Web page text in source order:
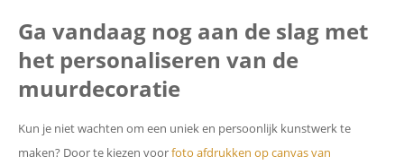
Ga vandaag nog aan de slag met
het personaliseren van de
muurdecoratie
Kun je niet wachten om een uniek en persoonlijk kunstwerk te
maken? Door te kiezen voorfoto afdrukken op canvas van